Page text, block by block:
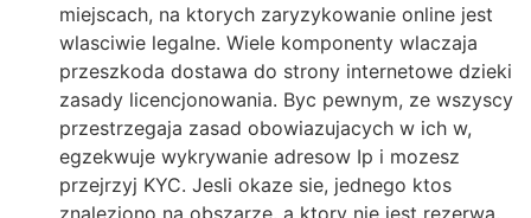
miejscach, na ktorych zaryzykowanie online jest
wlasciwie legalne. Wiele komponenty wlaczaja
przeszkoda dostawa do strony internetowe dzieki
zasady licencjonowania. Byc pewnym, ze wszyscy
przestrzegaja zasad obowiazujacych w ich w,
egzekwuje wykrywanie adresow Ip i mozesz
przejrzyj KYC. Jesli okaze sie, jednego ktos
znaleziono na obszarze, a ktory nie jest rezerwa,